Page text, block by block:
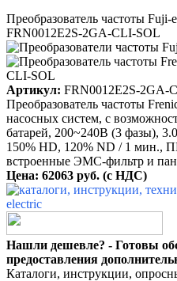
Преобразователь частоты
FRN0012E2S-2GA-CLI-SOL
Артикул: FRN0012E2S-2GA-
Преобразователь частоты
насосных систем, с
батарей, 200~240B (3 фазы),
150% HD, 120% ND / 1 мин.,
встроенные ЭМС-фильтр и
Цена: 62063 руб. (с НДС)
Нашли дешевле? - Готовы
предоставления
Каталоги, инструкции,